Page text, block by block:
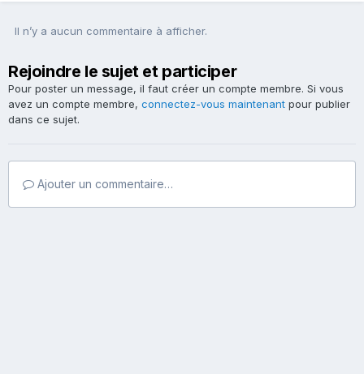
Il n’y a aucun commentaire à afficher.
Rejoindre le sujet et participer
Pour poster un message, il faut créer un compte membre. Si vous
avez un compte membre, connectez-vous maintenant pour publier
dans ce sujet.
Ajouter un commentaire…